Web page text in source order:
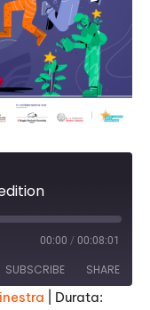
00:00 / 00:08:01
SUBSCRIBE SHARE
Durata: